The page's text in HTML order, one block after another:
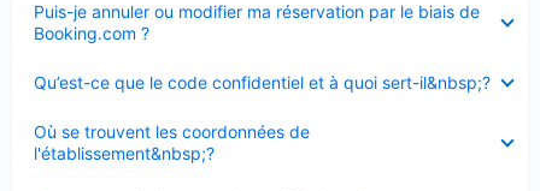
Puis-je annuler ou modifier ma réservation par le biais de
Booking.com ?
fermé
Qu’est-ce que le code confidentiel et à quoi sert-il&nbsp;?
fermé
Où se trouvent les coordonnées de
l'établissement&nbsp;?
fermé